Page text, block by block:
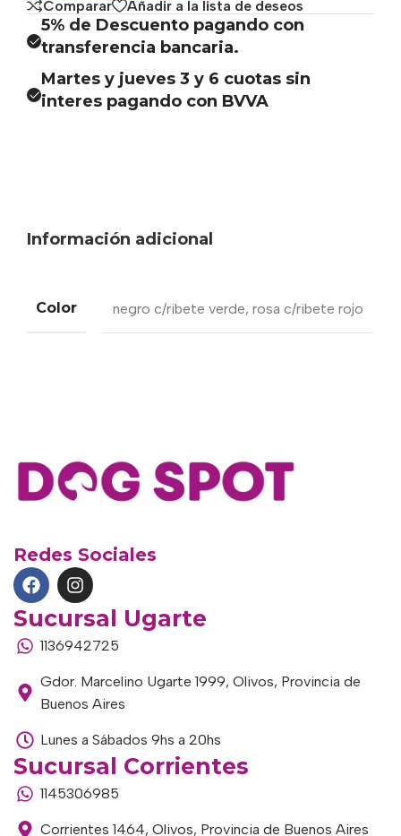
Comparar Añadir a la lista de deseos
5% de Descuento pagando con
transferencia bancaria.
Martes y jueves 3 y 6 cuotas sin
interes pagando con BVVA
Información adicional
Color negro c/ribete verde, rosa c/ribete rojo
Redes Sociales
Sucursal Ugarte
1136942725
Gdor. Marcelino Ugarte 1999, Olivos, Provincia de
Buenos Aires
Lunes a Sábados 9hs a 20hs
Sucursal Corrientes
1145306985
Corrientes 1464, Olivos, Provincia de Buenos Aires